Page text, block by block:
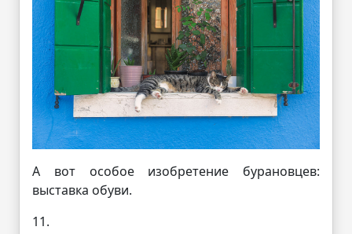
А вот особое изобретение бурановцев:
выставка обуви.
11.